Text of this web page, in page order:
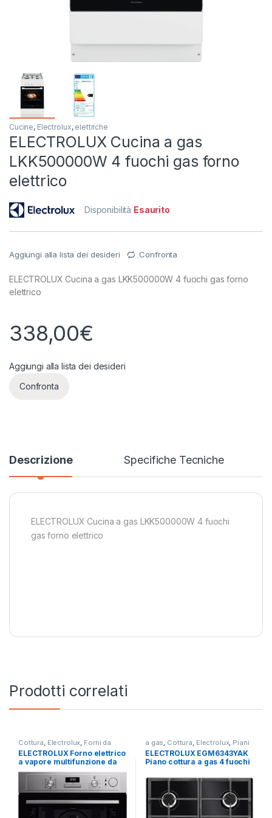
Cucine, Electrolux, elettriche
ELECTROLUX Cucina a gas
LKK500000W 4 fuochi gas forno
elettrico
Disponibilità Esaurito
Aggiungi alla lista dei desideri Confronta
ELECTROLUX Cucina a gas LKK500000W 4 fuochi gas forno
elettrico
338,00€
Aggiungi alla lista dei desideri
Confronta
Descrizione Specifiche Tecniche
ELECTROLUX Cucina a gas LKK500000W 4 fuochi
gas forno elettrico
Prodotti correlati
Cottura Electrolux Forni da
Incasso
ELECTROLUX Forno elettrico
a vapore multifunzione da
incasso LOC3S40X2
a gas Cottura Electrolux, Piani
Cottura
ELECTROLUX EGM6343YAK
Piano cottura a gas 4 fuochi